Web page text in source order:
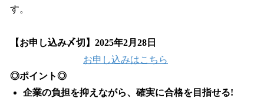
す。
【お申し込み〆切】2025年2月28日
お申し込みはこちら
◎ポイント◎
企業の負担を抑えながら、確実に合格を目指せる!